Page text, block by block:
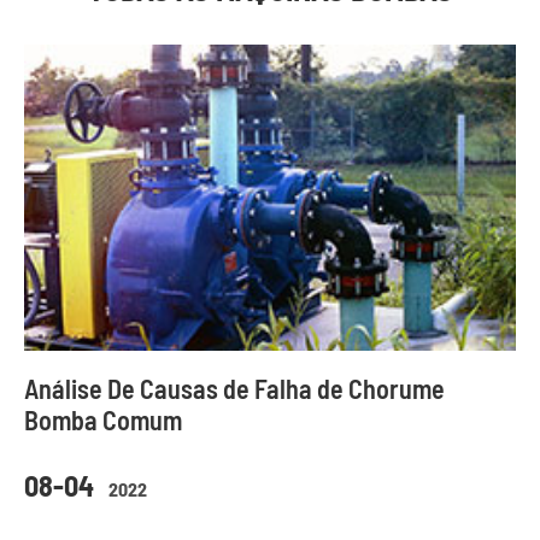
08-04 2022
Análise De Causas de Falha de Chorume
Bomba Comum